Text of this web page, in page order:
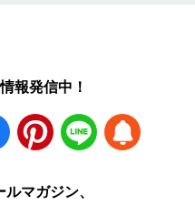
報発信中！
Pinterest LINE
マガジン、